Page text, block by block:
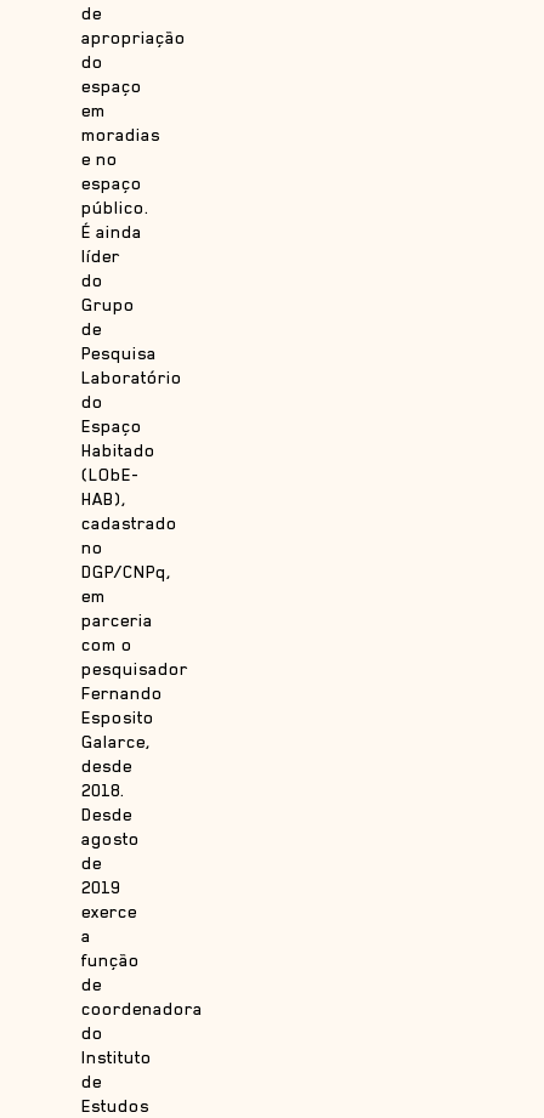
de
apropriação
do
espaço
em
moradias
e no
espaço
público.
É ainda
líder
do
Grupo
de
Pesquisa
Laboratório
do
Espaço
Habitado
(LObE-
HAB),
cadastrado
no
DGP/CNPq,
em
parceria
com o
pesquisador
Fernando
Esposito
Galarce,
desde
2018.
Desde
agosto
de
2019
exerce
a
função
de
coordenadora
do
Instituto
de
Estudos